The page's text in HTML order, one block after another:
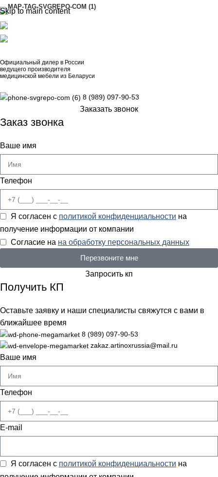
Skip to main content
Официальный дилер в России
ведущего производителя
медицинской мебели из Беларуси
8 (989) 097-90-53
Заказать звонок
Заказ звонка
Ваше имя
Телефон
Я согласен с политикой конфиденциальности на
получение информации от компании
Согласие на на обработку персональных данных
Перезвоните мне
Запросить кп
Получить КП
Оставьте заявку и наши специалисты свяжутся с вами в
ближайшее время
8 (989) 097-90-53
zakaz.artinoxrussia@mail.ru
Ваше имя
Телефон
E-mail
Я согласен с политикой конфиденциальности на